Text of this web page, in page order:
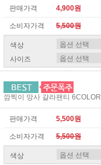
판매가격 4,900원
소비자가격 5,500원
색상
사이즈
깜찍이 망사 갈라팬티 6COLOR
판매가격 5,500원
소비자가격 5,500원
색상